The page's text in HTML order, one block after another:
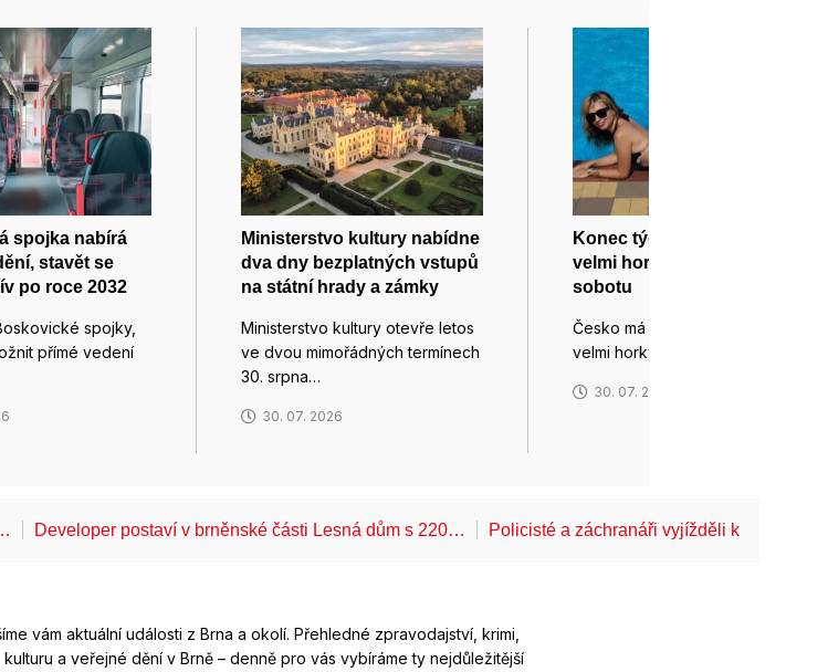
spojka nabírá
stavět se
po roce 2032
spojky,
přímé vedení
Ministerstvo kultury nabídne
dva dny bezplatných vstupů
na státní hrady a zámky
Ministerstvo kultury otevře letos
ve dvou mimořádných termínech
30. srpna…
30. 07. 2026
Konec týdne bude v Česku
velmi horký, zaprší hlavně v
sobotu
Česko má před sebou několik
velmi horkých dnů. Zejména ve…
30. 07. 2026
Developer postaví v brněnské části Lesná dům s 220… Policisté a záchranáři vyjížděli k pádům z
vám aktuální události z Brna a okolí. Přehledné zpravodajství, krimi,
a veřejné dění v Brně – denně pro vás vybíráme ty nejdůležitější